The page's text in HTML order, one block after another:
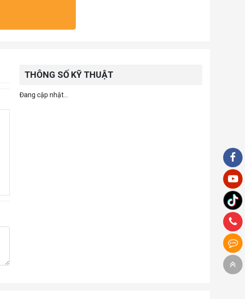
THÔNG SỐ KỸ THUẬT
Đang cập nhật...